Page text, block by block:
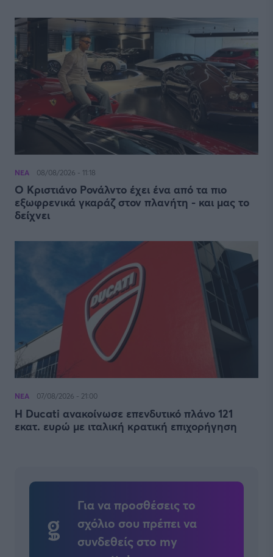
ΝΕΑ 08/08/2026 - 11:18
Ο Κριστιάνο Ρονάλντο έχει ένα από τα πιο
εξωφρενικά γκαράζ στον πλανήτη - και μας το
δείχνει
ΝΕΑ 07/08/2026 - 21:00
Η Ducati ανακοίνωσε επενδυτικό πλάνο 121
εκατ. ευρώ με ιταλική κρατική επιχορήγηση
Για να προσθέσεις το
σχόλιο σου πρέπει να
συνδεθείς στο my